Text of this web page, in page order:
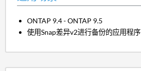
ONTAP 9.4 - ONTAP 9.5
使用Snap差异v2进行备份的应用程序